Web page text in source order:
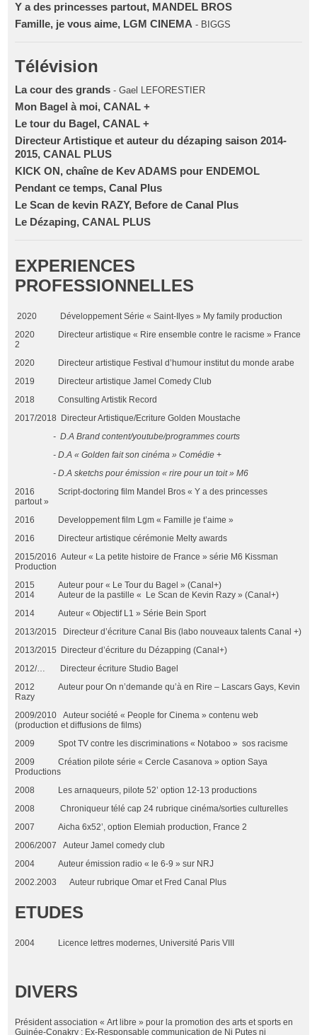
Y a des princesses partout, MANDEL BROS
Famille, je vous aime, LGM CINEMA - BIGGS
Télévision
La cour des grands - Gael LEFORESTIER
Mon Bagel à moi, CANAL +
Le tour du Bagel, CANAL +
Directeur Artistique et auteur du dézaping saison 2014-
2015, CANAL PLUS
KICK ON, chaîne de Kev ADAMS pour ENDEMOL
Pendant ce temps, Canal Plus
Le Scan de kevin RAZY, Before de Canal Plus
Le Dézaping, CANAL PLUS
EXPERIENCES
PROFESSIONNELLES
2020 Développement Série « Saint-Ilyes » My family production
2020 Directeur artistique « Rire ensemble contre le racisme » France
2
2020 Directeur artistique Festival d’humour institut du monde arabe
2019 Directeur artistique Jamel Comedy Club
2018 Consulting Artistik Record
2017/2018 Directeur Artistique/Ecriture Golden Moustache
- D.A Brand content/youtube/programmes courts
- D.A « Golden fait son cinéma » Comédie +
- D.A sketchs pour émission « rire pour un toit » M6
2016 Script-doctoring film Mandel Bros « Y a des princesses
partout »
2016 Developpement film Lgm « Famille je t’aime »
2016 Directeur artistique cérémonie Melty awards
2015/2016 Auteur « La petite histoire de France » série M6 Kissman
Production
2015 Auteur pour « Le Tour du Bagel » (Canal+)
2014 Auteur de la pastille « Le Scan de Kevin Razy » (Canal+)
2014 Auteur « Objectif L1 » Série Bein Sport
2013/2015 Directeur d’écriture Canal Bis (labo nouveaux talents Canal +)
2013/2015 Directeur d’écriture du Dézapping (Canal+)
2012/… Directeur écriture Studio Bagel
2012 Auteur pour On n’demande qu’à en Rire – Lascars Gays, Kevin
Razy
2009/2010 Auteur société « People for Cinema » contenu web
(production et diffusions de films)
2009 Spot TV contre les discriminations « Notaboo » sos racisme
2009 Création pilote série « Cercle Casanova » option Saya
Productions
2008 Les arnaqueurs, pilote 52’ option 12-13 productions
2008 Chroniqueur télé cap 24 rubrique cinéma/sorties culturelles
2007 Aicha 6x52’, option Elemiah production, France 2
2006/2007 Auteur Jamel comedy club
2004 Auteur émission radio « le 6-9 » sur NRJ
2002.2003 Auteur rubrique Omar et Fred Canal Plus
ETUDES
2004 Licence lettres modernes, Université Paris VIII
DIVERS
Président association « Art libre » pour la promotion des arts et sports en
Guinée-Conakry ; Ex-Responsable communication de Ni Putes ni